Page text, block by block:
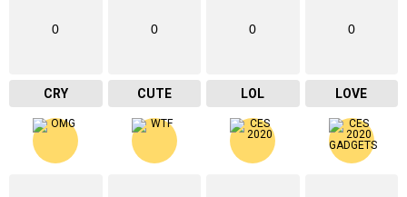
0
CRY
0
CUTE
0
LOL
0
LOVE